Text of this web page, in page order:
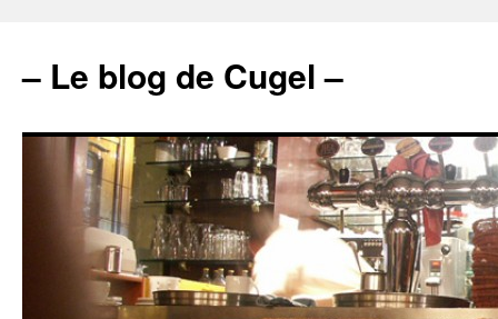
– Le blog de Cugel –